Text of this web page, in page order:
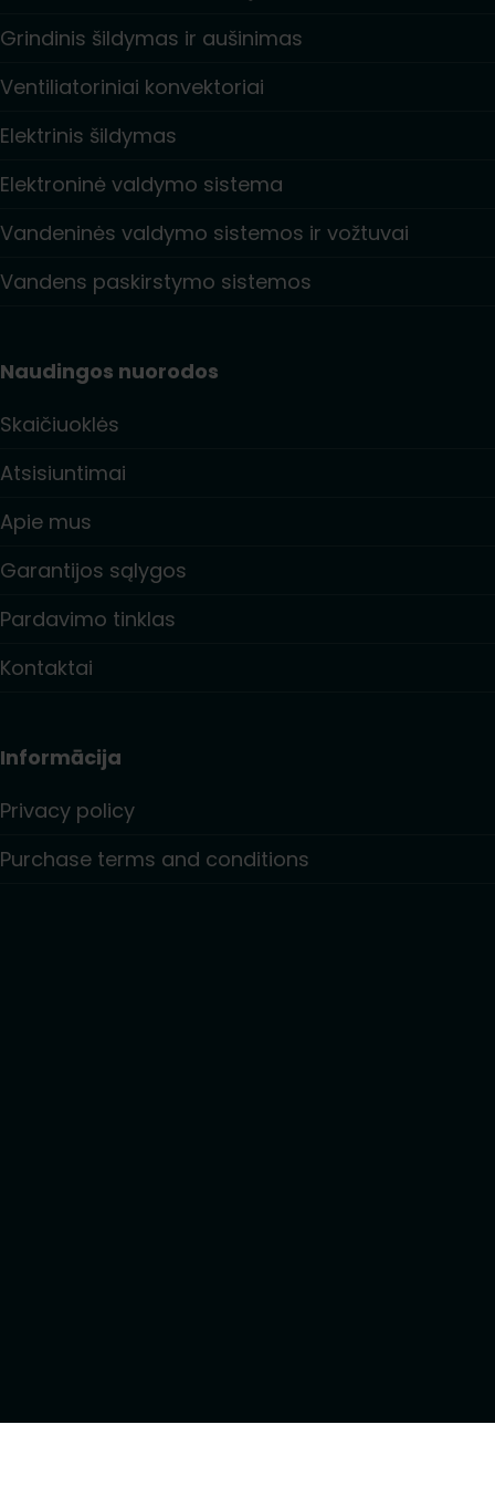
Grindinis šildymas ir aušinimas
Ventiliatoriniai konvektoriai
Elektrinis šildymas
Elektroninė valdymo sistema
Vandeninės valdymo sistemos ir vožtuvai
Vandens paskirstymo sistemos
Naudingos nuorodos
Skaičiuoklės
Atsisiuntimai
Apie mus
Garantijos sąlygos
Pardavimo tinklas
Kontaktai
Informācija
Privacy policy
Purchase terms and conditions